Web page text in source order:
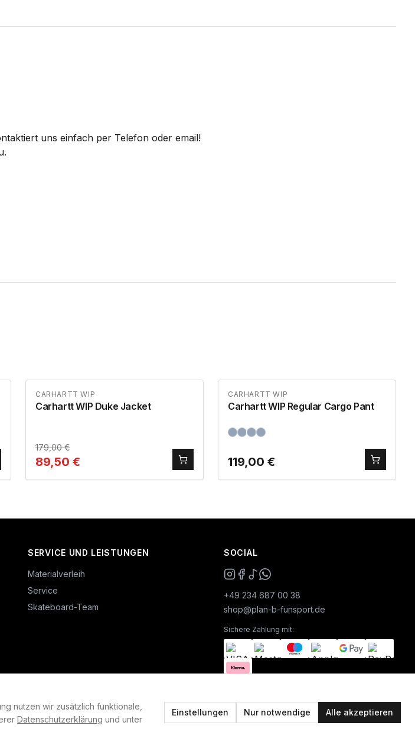
nutzen wir zusätzlich funktionale,
Datenschutzerklärung und unter
Einstellungen Nur notwendige Alle akzeptieren
uns einfach per Telefon oder email!
CARHARTT WIP
Carhartt WIP Duke Jacket
179,00€
89,50 €
CARHARTT WIP
Carhartt WIP Regular Cargo Pant
119,00 €
SERVICE UND LEISTUNGEN
Materialverleih
Service
Skateboard-Team
SOCIAL
+49 234 687 00 38
shop@plan-b-funsport.de
Sichere Zahlung mit:
Alle Rechte vorbehalten.